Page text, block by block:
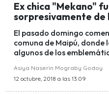
Ex chica "Mekano"
sorpresivamente de
El pasado domingo
comuna de Maipú, donde
algunos de los
Asiya Naserin Mograby Godoy
12 octubre, 2018 a las 13:09